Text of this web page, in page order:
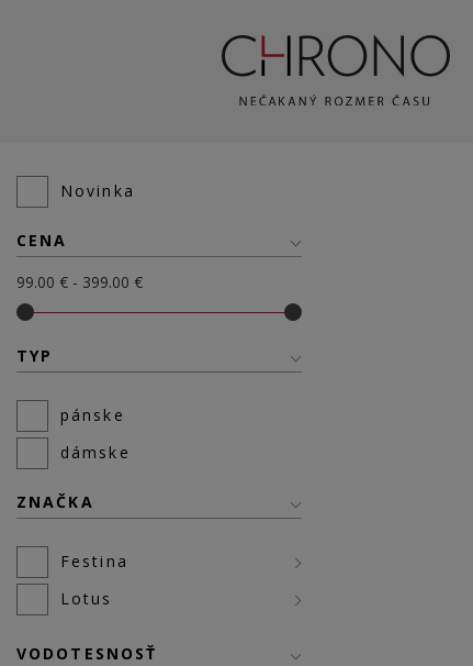
Novinka
CENA
99.00 € - 399.00 €
TYP
pánske
dámske
ZNAČKA
Festina
Lotus
VODOTESNOSŤ